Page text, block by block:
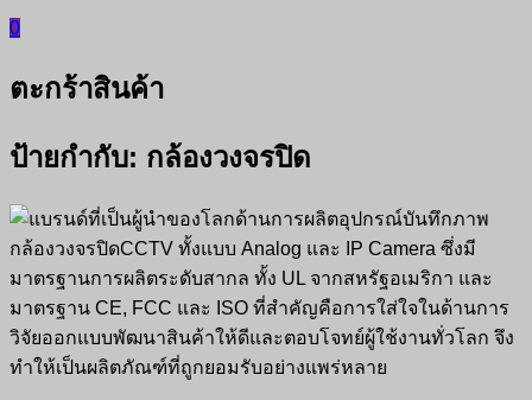
0
ตะกร้าสินค้า
ป้ายกำกับ: กล้องวงจรปิด